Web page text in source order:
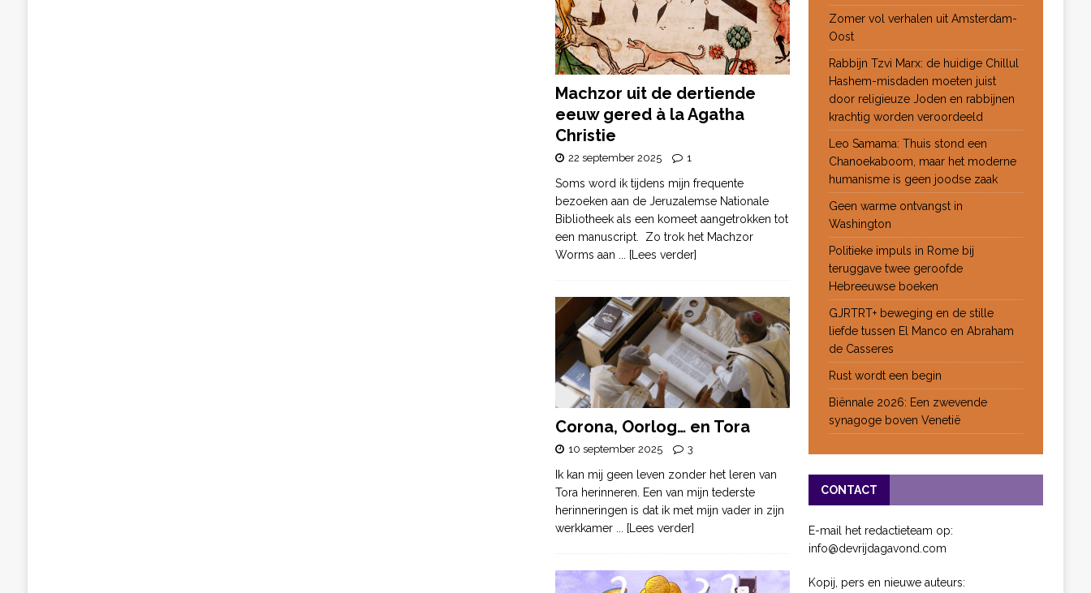
Machzor uit de dertiende
eeuw gered à la Agatha
Christie
22 september 2025 1
Soms word ik tijdens mijn frequente
bezoeken aan de Jeruzalemse Nationale
Bibliotheek als een komeet aangetrokken tot
een manuscript. Zo trok het Machzor
Worms aan ... [Lees verder]
Corona, Oorlog… en Tora
10 september 2025 3
Ik kan mij geen leven zonder het leren van
Tora herinneren. Een van mijn tederste
herinneringen is dat ik met mijn vader in zijn
werkkamer ... [Lees verder]
Zomer vol verhalen uit Amsterdam-
Oost
Rabbijn Tzvi Marx: de huidige Chillul
Hashem-misdaden moeten juist
door religieuze Joden en rabbijnen
krachtig worden veroordeeld
Leo Samama: Thuis stond een
Chanoekaboom, maar het moderne
humanisme is geen joodse zaak
Geen warme ontvangst in
Washington
Politieke impuls in Rome bij
teruggave twee geroofde
Hebreeuwse boeken
GJRTRT+ beweging en de stille
liefde tussen El Manco en Abraham
de Casseres
Rust wordt een begin
Biënnale 2026: Een zwevende
synagoge boven Venetië
CONTACT
E-mail het redactieteam op:
info@devrijdagavond.com
Kopij, pers en nieuwe auteurs: